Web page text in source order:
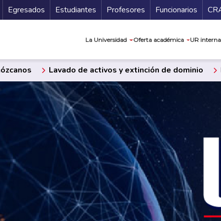
Secundario
Egresados Estudiantes Profesores Funcionarios
La Universidad Oferta académica UR
Lavado de activos y extinción de dominio